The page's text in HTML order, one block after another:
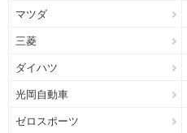
マツダ
三菱
ダイハツ
光岡自動車
ゼロスポーツ